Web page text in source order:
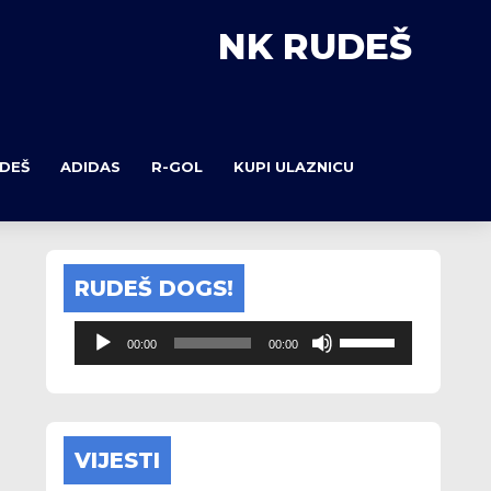
NK RUDEŠ
ADIDAS R-GOL KUPI ULAZNICU
RUDEŠ DOGS!
00:00 00:00
VIJESTI